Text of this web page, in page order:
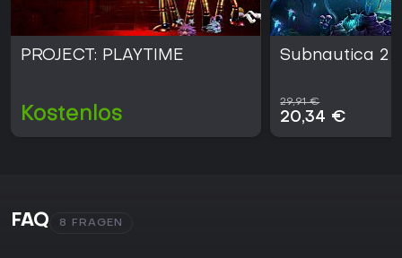
PROJECT: PLAYTIME
Kostenlos
Subnautica 2
29,91 €
20,34 €
FAQ 8 FRAGEN